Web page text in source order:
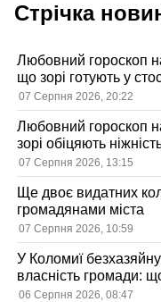
Стрічка
Любовний гороскоп
що зорі готують у
07 Серпня 2026, 20:22
Любовний гороскоп
зорі обіцяють
07 Серпня 2026, 13:15
Ще двоє видатних
громадянами міста
07 Серпня 2026, 10:59
У Коломиї
власність громади:
06 Серпня 2026, 08:47